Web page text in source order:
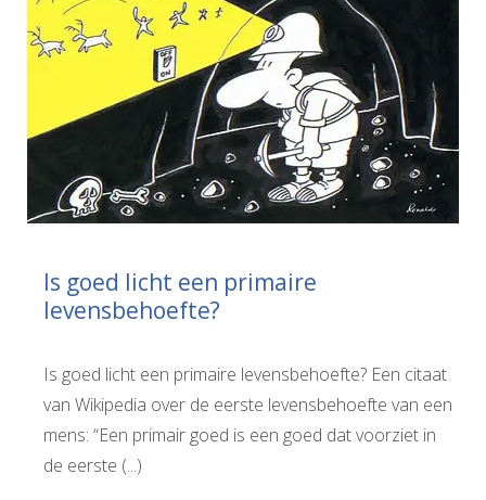
Is goed licht een primaire
levensbehoefte?
Is goed licht een primaire levensbehoefte? Een citaat
van Wikipedia over de eerste levensbehoefte van een
mens: “Een primair goed is een goed dat voorziet in
de eerste (...)